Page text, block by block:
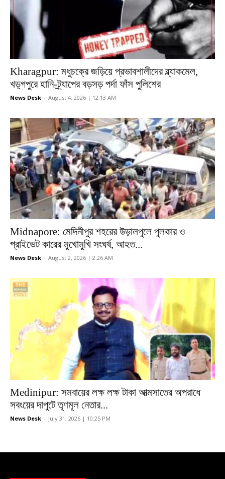
Kharagpur: মধুচক্রে জড়িয়ে প্রভাবশালীদের ব্ল্যাকমেল,
খড়্গপুরে হানি-ট্র্যাপের বড়সড় পর্দা ফাঁস পুলিশের
News Desk - August 4, 2026 | 12:13 AM
Midnapore: মেদিনীপুর শহরের উড়ালপুলে পুলকার ও
প্রাইভেট কারের মুখোমুখি সংঘর্ষ, আহত...
News Desk - August 2, 2026 | 2:26 AM
Medinipur: সমবায়ের লক্ষ লক্ষ টাকা আত্মসাতের অপরাধে
সবংয়ের দাপুটে তৃণমূল নেতার...
News Desk - July 31, 2026 | 10:25 PM